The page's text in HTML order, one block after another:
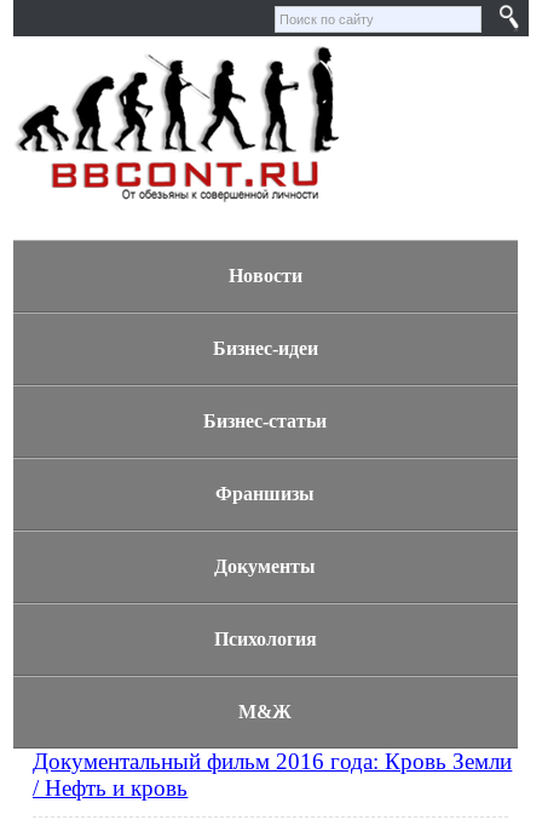
Новости
Бизнес-идеи
Бизнес-статьи
Франшизы
Документы
Психология
М&Ж
Документальный фильм 2016 года: Кровь Земли
/ Нефть и кровь